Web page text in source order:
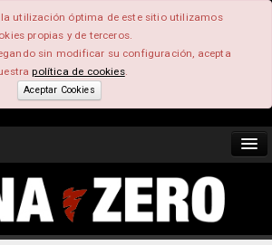
la utilización óptima de este sitio utilizamos
propias y de terceros.
sin modificar su configuración, acepta
política de cookies.
Aceptar Cookies